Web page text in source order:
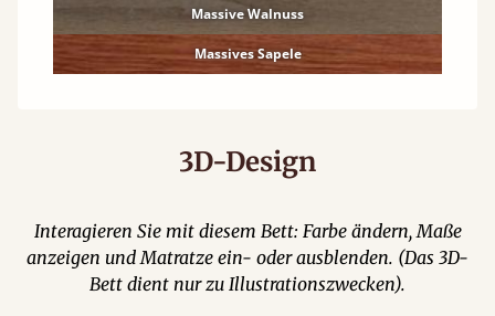
Massive Walnuss
Massives Sapele
3D-Design
Interagieren Sie mit diesem Bett: Farbe ändern, Maße
anzeigen und Matratze ein- oder ausblenden. (Das 3D-
Bett dient nur zu Illustrationszwecken).